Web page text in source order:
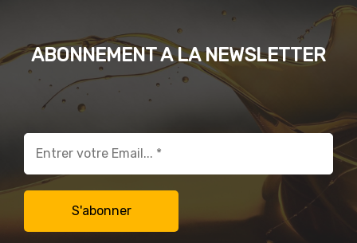
ABONNEMENT A LA NEWSLETTER